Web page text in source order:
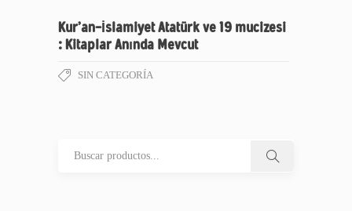
Kur’an-İslamiyet Atatürk ve 19 mucizesi
: Kitaplar Anında Mevcut
SIN CATEGORÍA